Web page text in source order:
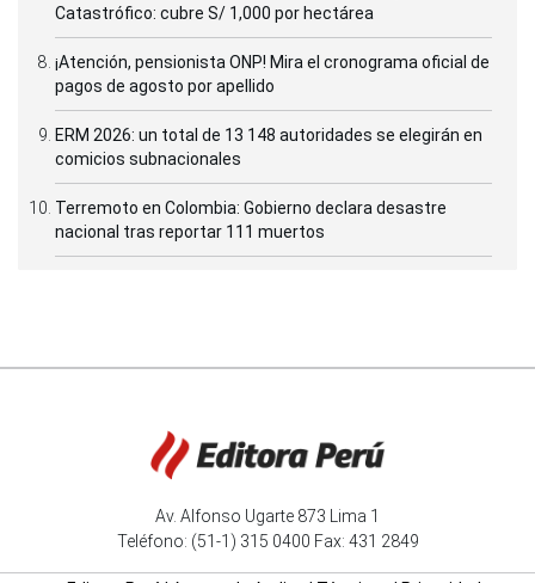
Catastrófico: cubre S/ 1,000 por hectárea
¡Atención, pensionista ONP! Mira el cronograma oficial de
pagos de agosto por apellido
ERM 2026: un total de 13 148 autoridades se elegirán en
comicios subnacionales
Terremoto en Colombia: Gobierno declara desastre
nacional tras reportar 111 muertos
Av. Alfonso Ugarte 873 Lima 1
Teléfono: (51-1) 315 0400 Fax: 431 2849